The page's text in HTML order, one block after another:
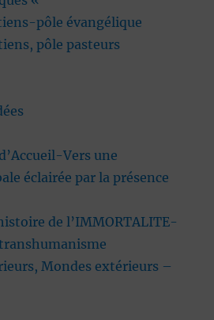
pôle évangélique
pôle pasteurs
Vers une
éclairée par la présence
de l’IMMORTALITE-
Mondes extérieurs –